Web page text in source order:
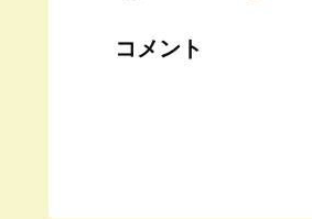
コメント